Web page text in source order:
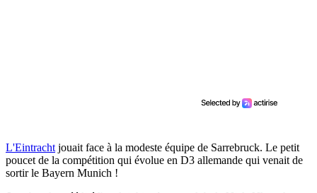
L'Eintracht jouait face à la modeste équipe de Sarrebruck. Le petit
poucet de la compétition qui évolue en D3 allemande qui venait de
sortir le Bayern Munich !